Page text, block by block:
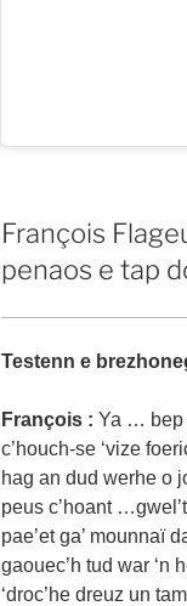
François
penaos e tap
Testenn e
François : Ya … bep
c’houch-se ‘vize
hag an dud werhe o
peus c’hoant
pae’et ga’ mounnaï
gaouec’h tud war ‘n
‘droc’he dreuz un